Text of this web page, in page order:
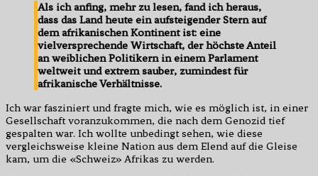
Als ich anfing, mehr zu lesen, fand ich heraus,
dass das Land heute ein aufsteigender Stern auf
dem afrikanischen Kontinent ist: eine
vielversprechende Wirtschaft, der höchste Anteil
an weiblichen Politikern in einem Parlament
weltweit und extrem sauber, zumindest für
afrikanische Verhältnisse.
Ich war fasziniert und fragte mich, wie es möglich ist, in einer
Gesellschaft voranzukommen, die nach dem Genozid tief
gespalten war. Ich wollte unbedingt sehen, wie diese
vergleichsweise kleine Nation aus dem Elend auf die Gleise
kam, um die «Schweiz» Afrikas zu werden.